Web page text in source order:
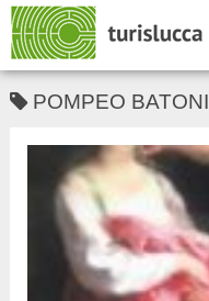
POMPEO BATONI